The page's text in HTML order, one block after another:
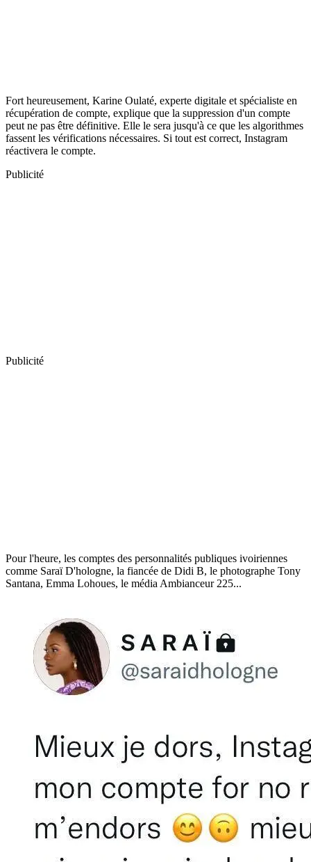
Fort heureusement, Karine Oulaté, experte digitale et spécialiste en
récupération de compte, explique que la suppression d'un compte
peut ne pas être définitive. Elle le sera jusqu'à ce que les algorithmes
fassent les vérifications nécessaires. Si tout est correct, Instagram
réactivera le compte.
Publicité
Publicité
Pour l'heure, les comptes des personnalités publiques ivoiriennes
comme Saraï D'hologne, la fiancée de Didi B, le photographe Tony
Santana, Emma Lohoues, le média Ambianceur 225...